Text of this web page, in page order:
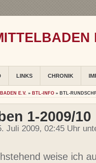
LINKS CHRONIK
E.V. » BTL-INFO » BTL-
1-2009/10
Juli 2009, 02:45 Uhr
weise ich